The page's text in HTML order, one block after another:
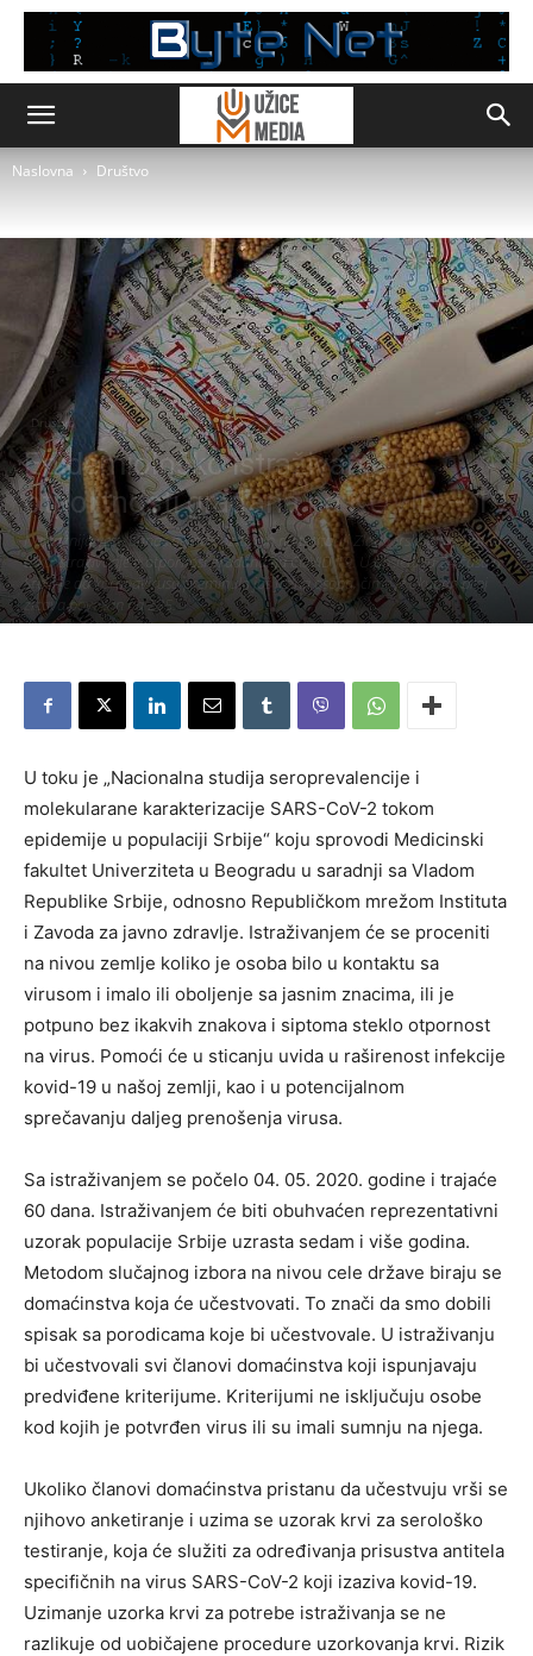
Naslovna Društvo
Društvo
Epidemiološko istraživanje o
otportnosti građana na KOVID – 19
Najvažnija vest, danas nema pozitivnih na teritoriji Zlatiborskog okruga. U
toku istraživanje o otpornosi građana na COVID 19. U poslednja 24 časa u
Srbiji je od koronavirusa preminula još jedna osoba, čime je ukupan broj
žrtava povećan na 235.
U toku je „Nacionalna studija seroprevalencije i
molekularane karakterizacije SARS-CoV-2 tokom
epidemije u populaciji Srbije“ koju sprovodi Medicinski
fakultet Univerziteta u Beogradu u saradnji sa Vladom
Republike Srbije, odnosno Republičkom mrežom Instituta
i Zavoda za javno zdravlje. Istraživanjem će se proceniti
na nivou zemlje koliko je osoba bilo u kontaktu sa
virusom i imalo ili oboljenje sa jasnim znacima, ili je
potpuno bez ikakvih znakova i siptoma steklo otpornost
na virus. Pomoći će u sticanju uvida u raširenost infekcije
kovid-19 u našoj zemlji, kao i u potencijalnom
sprečavanju daljeg prenošenja virusa.
Sa istraživanjem se počelo 04. 05. 2020. godine i trajaće
60 dana. Istraživanjem će biti obuhvaćen reprezentativni
uzorak populacije Srbije uzrasta sedam i više godina.
Metodom slučajnog izbora na nivou cele države biraju se
domaćinstva koja će učestvovati. To znači da smo dobili
spisak sa porodicama koje bi učestvovale. U istraživanju
bi učestvovali svi članovi domaćinstva koji ispunjavaju
predviđene kriterijume. Kriterijumi ne isključuju osobe
kod kojih je potvrđen virus ili su imali sumnju na njega.
Ukoliko članovi domaćinstva pristanu da učestvuju vrši se
njihovo anketiranje i uzima se uzorak krvi za serološko
testiranje, koja će služiti za određivanja prisustva antitela
specifičnih na virus SARS-CoV-2 koji izaziva kovid-19.
Uzimanje uzorka krvi za potrebe istraživanja se ne
razlikuje od uobičajene procedure uzorkovanja krvi. Rizik